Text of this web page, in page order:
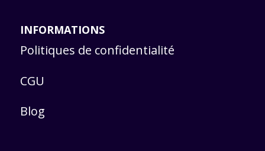
INFORMATIONS
Politiques de confidentialité
CGU
Blog